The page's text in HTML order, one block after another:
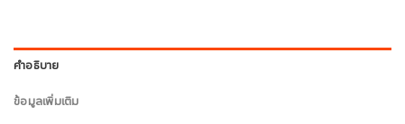
คำอธิบาย
ข้อมูลเพิ่มเติม